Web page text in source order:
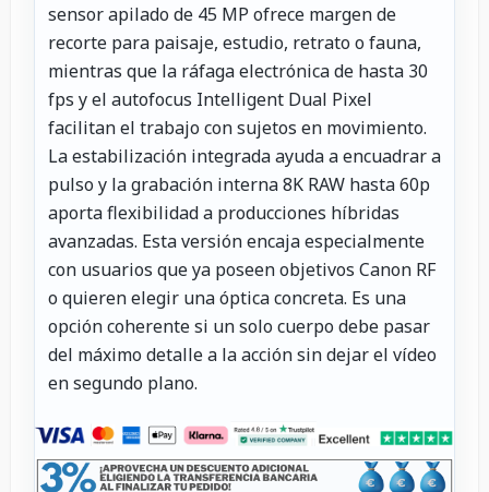
sensor apilado de 45 MP ofrece margen de
recorte para paisaje, estudio, retrato o fauna,
mientras que la ráfaga electrónica de hasta 30
fps y el autofocus Intelligent Dual Pixel
facilitan el trabajo con sujetos en movimiento.
La estabilización integrada ayuda a encuadrar a
pulso y la grabación interna 8K RAW hasta 60p
aporta flexibilidad a producciones híbridas
avanzadas. Esta versión encaja especialmente
con usuarios que ya poseen objetivos Canon RF
o quieren elegir una óptica concreta. Es una
opción coherente si un solo cuerpo debe pasar
del máximo detalle a la acción sin dejar el vídeo
en segundo plano.